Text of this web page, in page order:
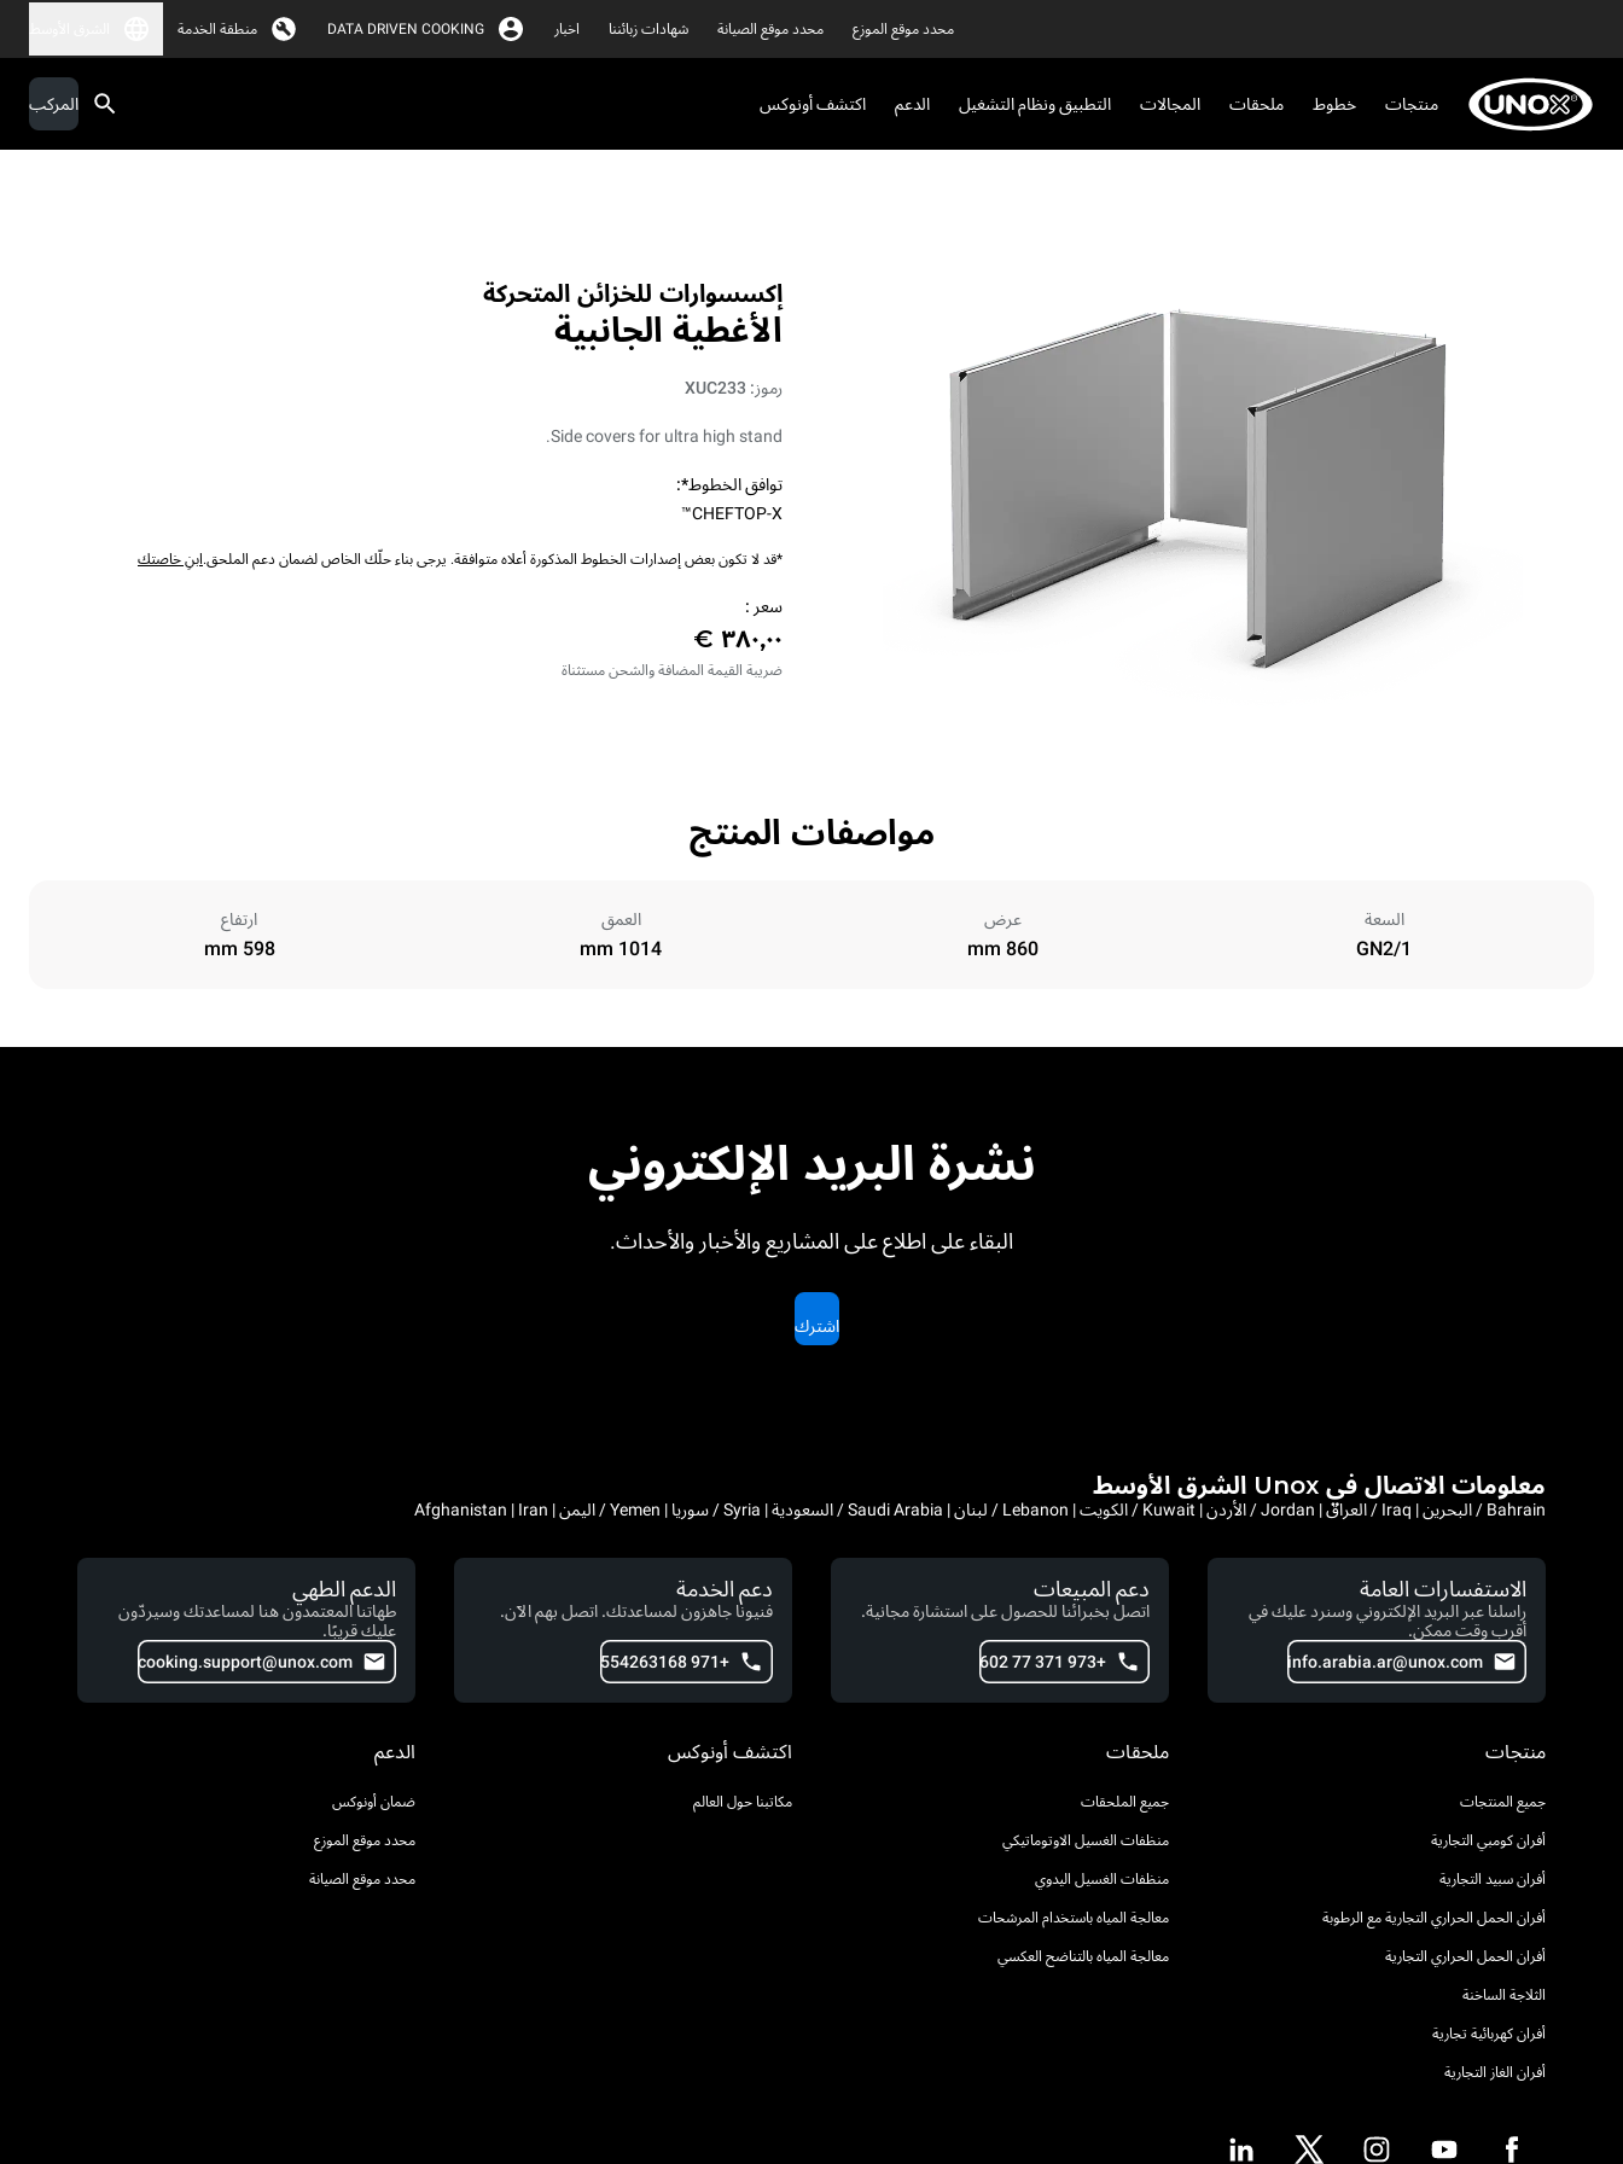
محدد موقع الموزع محدد موقع الصيانة شهادات زبائننا اخبار DATA DRIVEN COOKING منطقة الخدمة
منتجات خطوط ملحقات المجالات التطبيق ونظام التشغيل الدعم اكتشف أونوكس المركب
إكسسوارات للخزائن المتحركة
الأغطية الجانبية
رموز: XUC233
Side covers for ultra high stand.
توافق الخطوط*:
CHEFTOP-X™
*قد لا تكون بعض إصدارات الخطوط المذكورة أعلاه متوافقة. يرجى بناء حلّك الخاص لضمان دعم الملحق.ابنِ خاصتك
سعر :
ضريبة القيمة المضافة والشحن مستثناة
مواصفات المنتج
السعة
GN2/1
عرض
860 mm
العمق
1014 mm
ارتفاع
598 mm
نشرة البريد الإلكتروني
البقاء على اطلاع على المشاريع والأخبار والأحداث.
اشترك
معلومات الاتصال في Unox الشرق الأوسط
Bahrain / البحرين | Iraq / العراق | Jordan / الأردن | Kuwait / الكويت | Lebanon / لبنان | Saudi Arabia / السعودية | Syria / سوريا | Yemen / اليمن | Afghanistan | Iran
الاستفسارات العامة
راسلنا عبر البريد الإلكتروني وسنرد عليك في
أقرب وقت ممكن.
info.arabia.ar@unox.com
دعم المبيعات
اتصل بخبرائنا للحصول على استشارة مجانية.
+973 371 77 602
دعم الخدمة
فنيونا جاهزون لمساعدتك. اتصل بهم الآن.
+971 554263168
الدعم الطهي
طهاتنا المعتمدون هنا لمساعدتك وسيردّون
عليك قريبًا.
cooking.support@unox.com
منتجات
جميع المنتجات
أفران كومبي التجارية
أفران سبيد التجارية
أفران الحمل الحراري التجارية مع الرطوبة
أفران الحمل الحراري التجارية
الثلاجة الساخنة
أفران كهربائية تجارية
أفران الغاز التجارية
ملحقات
جميع الملحقات
منظفات الغسيل الاوتوماتيكي
منظفات الغسيل اليدوي
معالجة المياه باستخدام المرشحات
معالجة المياه بالتناضح العكسي
اكتشف أونوكس
مكاتبنا حول العالم
الدعم
ضمان أونوكس
محدد موقع الموزع
محدد موقع الصيانة